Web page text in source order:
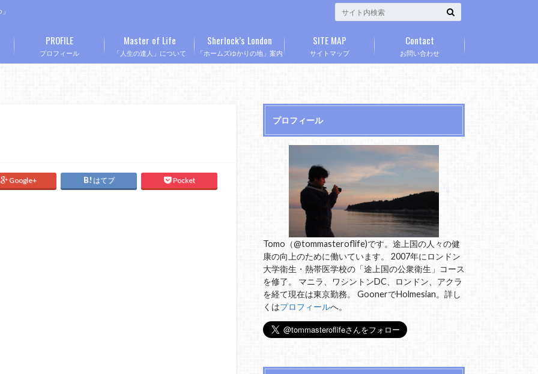
プロフィール
PROFILE
「人生の達人」について
Master of Life
「ホームズゆかりの地」案内
Sherlock’s London
サイトマップ
SITE MAP
お問い合わせ
Contact
Google+ はてブ Pocket
プロフィール
Tomo（@tommasteroflife)です。途上国の人々の健
康の向上のために働いています。 2007年にロンドン
大学衛生・熱帯医学校の「途上国の公衆衛生」コース
を修了。 マニラ、ワシントンDC、ロンドン、アクラ
を経て現在は東京勤務。 GoonerでHolmesian。詳し
くはプロフィールへ。